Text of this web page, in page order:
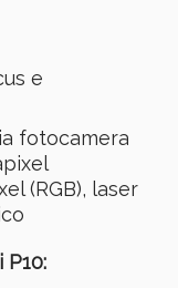
e
fotocamera
(RGB), laser